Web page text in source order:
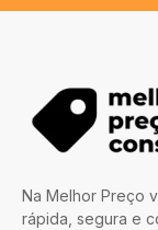
Na Melhor Preço
rápida, segura e